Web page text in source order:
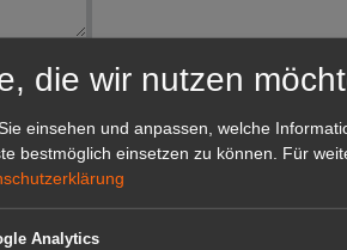
die wir nutzen
einsehen und anpassen, welche
bestmöglich einsetzen zu können.
Für
Analytics